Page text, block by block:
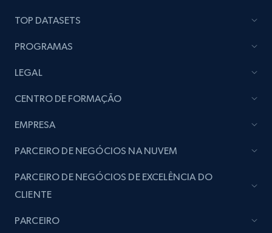
YouTube - Channels
image, Name, Subscribers, Description, and
TOP DATASETS
PROGRAMAS
LEGAL
CENTRO DE FORMAÇÃO
EMPRESA
PARCEIRO DE NEGÓCIOS NA NUVEM
PARCEIRO DE NEGÓCIOS DE EXCELÊNCIA DO
CLIENTE
PARCEIRO